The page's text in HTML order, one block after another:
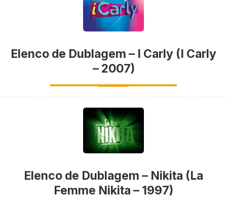
Elenco de Dublagem – I Carly (I Carly
– 2007)
Elenco de Dublagem – Nikita (La
Femme Nikita – 1997)